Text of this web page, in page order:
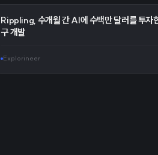
Rippling, 수개월 간 AI에 수백만 달러를 투자
구 개발
Explorineer